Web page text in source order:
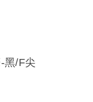
黑/F尖